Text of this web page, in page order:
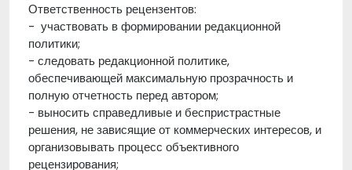
Ответственность рецензентов:
- участвовать в формировании редакционной
политики;
- следовать редакционной политике,
обеспечивающей максимальную прозрачность и
полную отчетность перед автором;
- выносить справедливые и беспристрастные
решения, не зависящие от коммерческих интересов, и
организовывать процесс объективного
рецензирования;